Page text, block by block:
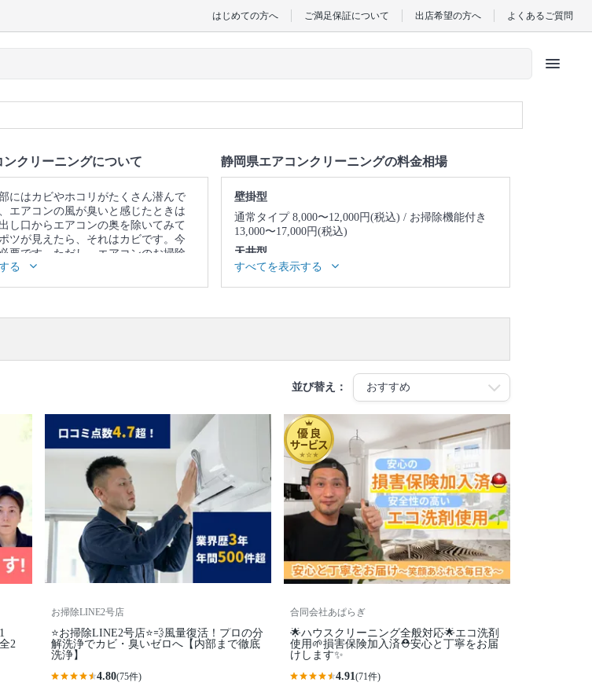
はじめての方へ ご満足保証について 出店希望の方へ よくあるご質問
menu
ンクリーニングについて
にはカビやホコリがたくさん潜んで
エアコンの風が臭いと感じたときは
し口からエアコンの奥を除いてみて
ツが見えたら、それはカビです。今
要です。ただし、エアコンのお掃除
キレイにして終わりではありませ
のが、プロのエアコンクリーニング
の条件にあったプロに出会ってくだ
写真・日程・料金からあなたにあっ
見つかります。
まれるエアコンクリーニングの作業
高圧洗浄 / 外装カバー / フィン（熱交
/ フィルター / ドレンパン / 作業場所
務用タイプと家庭用タイプは共通料金
ください。
一部プロモーションを含む場合があ
る
静岡県エアコンクリーニングの料金相場
壁掛型
通常タイプ 8,000〜12,000円(税込)
お掃除機能付き
13,000〜17,000円(税込)
天井型
天井埋め込み型1方向 23,000〜27,000円(税込)
埋め込み型2方向 25,000〜29,000円(税込)
天井埋め
23,000〜27,000円(税込)
すべてを表示する
並び替え：
2
お掃除LINE2号店
⭐️お掃除LINE2号店⭐️💨風量復活！プロの分
解洗浄でカビ・臭いゼロへ【内部まで徹底
洗浄】
4.80(75件)
合同会社あぱらぎ
🌟ハウスクリーニング全般対応🌟エコ洗剤
使用🌱損害保険加入済⛑️安心と丁寧をお届
けします✨
4.91(71件)